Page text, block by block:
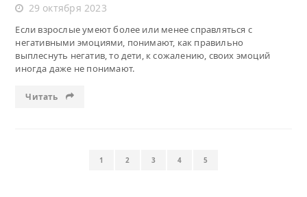
29 октября 2023
Если взрослые умеют более или менее справляться с
негативными эмоциями, понимают, как правильно
выплеснуть негатив, то дети, к сожалению, своих эмоций
иногда даже не понимают.
Читать
1 2 3 4 5